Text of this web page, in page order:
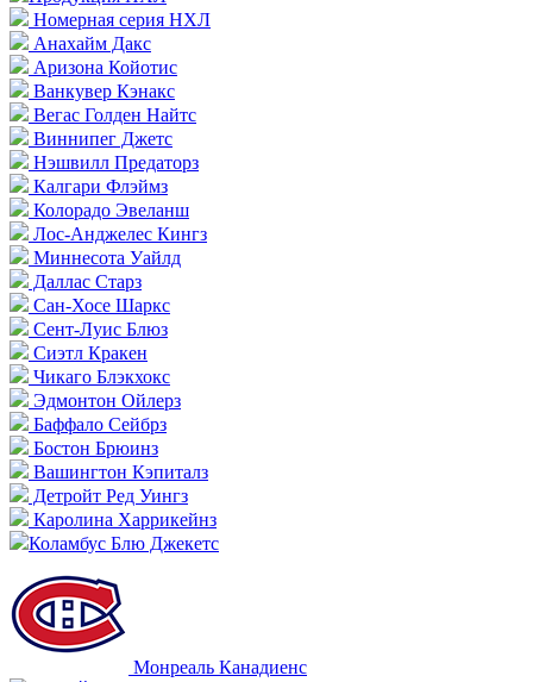
Номерная серия НХЛ
Анахайм Дакс
Аризона Койотис
Ванкувер Кэнакс
Вегас Голден Найтс
Виннипег Джетс
Нэшвилл Предаторз
Калгари Флэймз
Колорадо Эвеланш
Лос-Анджелес Кингз
Миннесота Уайлд
Даллас Старз
Сан-Хосе Шаркс
Сент-Луис Блюз
Сиэтл Кракен
Чикаго Блэкхокс
Эдмонтон Ойлерз
Баффало Сейбрз
Бостон Брюинз
Вашингтон Кэпиталз
Детройт Ред Уингз
Каролина Харрикейнз
Коламбус Блю Джекетс
Монреаль Канадиенс